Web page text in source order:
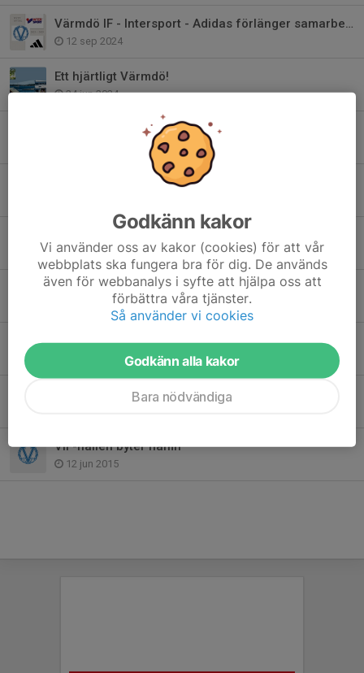
Värmdö IF - Intersport - Adidas förlänger samarbetet!
12 sep 2024
Ett hjärtligt Värmdö!
24 jun 2024
Bli medlem i Club 1948 - Värmdö IF:s Vänner
Värdegrundsambassadör - Värmdös viktigaste
27 dec 2023
Värmdö IF har sorg
17 apr 2023
Värmdö IF-familjen har sorg
Sommarfotbollsskolan en succé!
VIF-hallen byter namn
12 jun 2015
Godkänn kakor
Vi använder oss av kakor (cookies) för att vår
webbplats ska fungera bra för dig. De används
även för webbanalys i syfte att hjälpa oss att
förbättra våra tjänster.
Så använder vi cookies
Godkänn alla kakor
Bara nödvändiga